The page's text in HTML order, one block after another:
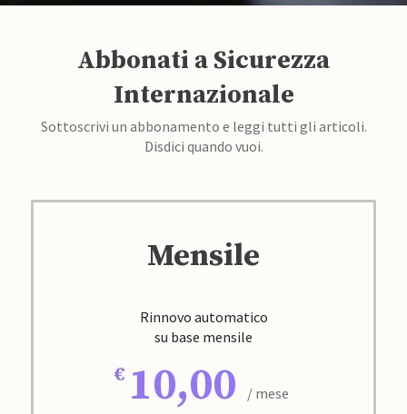
Abbonati a Sicurezza
Internazionale
Sottoscrivi un abbonamento e leggi tutti gli articoli.
Disdici quando vuoi.
Mensile
Rinnovo automatico
su base mensile
10,00 / mese